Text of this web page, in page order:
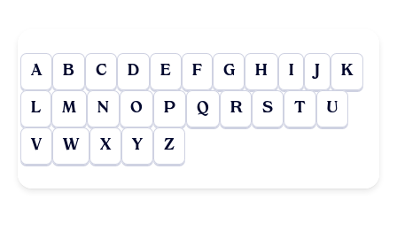
A B C D E F G H I J K
L M N O P Q R S T U
V W X Y Z